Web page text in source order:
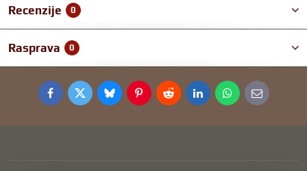
Recenzije 0
Rasprava 0
FacebookTwitterBlueskyPinterestRedditLinkedInWhatsApp
E-
mail